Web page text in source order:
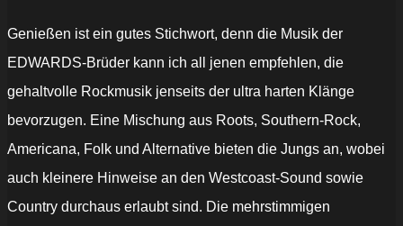
Genießen ist ein gutes Stichwort, denn die Musik der
EDWARDS-Brüder kann ich all jenen empfehlen, die
gehaltvolle Rockmusik jenseits der ultra harten Klänge
bevorzugen. Eine Mischung aus Roots, Southern-Rock,
Americana, Folk und Alternative bieten die Jungs an, wobei
auch kleinere Hinweise an den Westcoast-Sound sowie
Country durchaus erlaubt sind. Die mehrstimmigen